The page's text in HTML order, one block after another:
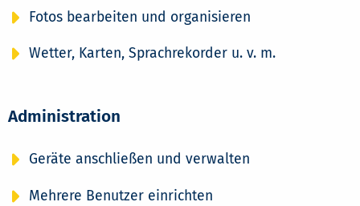
Fotos bearbeiten und organisieren
Wetter, Karten, Sprachrekorder u. v. m.
Administration
Geräte anschließen und verwalten
Mehrere Benutzer einrichten